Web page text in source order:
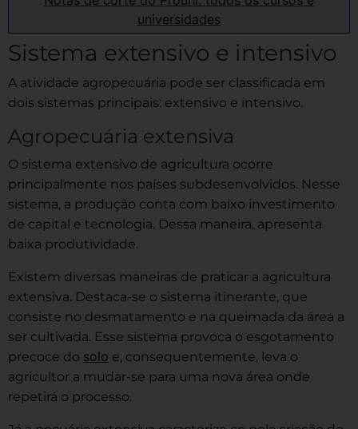
universidades
Sistema extensivo e intensivo
A atividade agropecuária pode ser classificada em
dois sistemas principais: extensivo e intensivo.
Agropecuária extensiva
O sistema extensivo de agricultura ocorre
principalmente nos países subdesenvolvidos. Nesse
sistema, a produção conta com baixo investimento
de capital e tecnologia. Dessa maneira, apresenta
baixa produtividade.
Existem diversas maneiras de praticar a agricultura
extensiva. Destaca-se o sistema itinerante, que
consiste no desmatamento e na queimada da área a
ser cultivada. Esse sistema provoca o esgotamento
precoce do solo e, consequentemente, leva o
agricultor a mudar-se para uma nova área onde
repetirá o processo.